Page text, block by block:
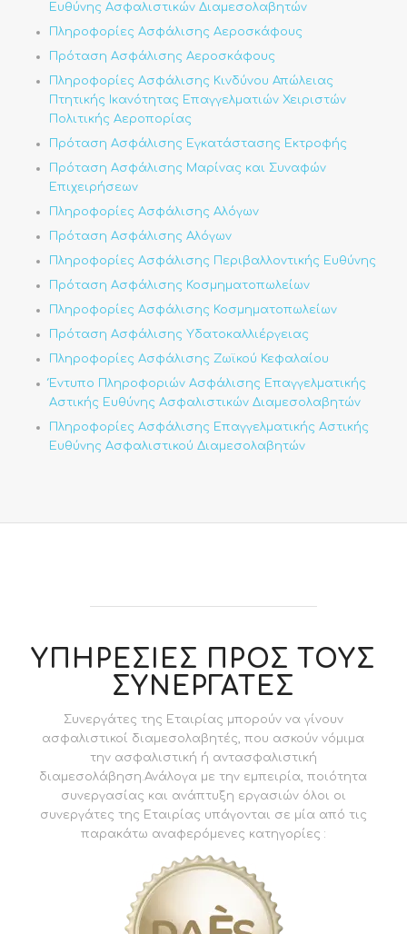
Ευθύνης Ασφαλιστικών Διαμεσολαβητών
Πληροφορίες Ασφάλισης Αεροσκάφους
Πρόταση Ασφάλισης Αεροσκάφους
Πληροφορίες Ασφάλισης Κινδύνου Απώλειας
Πτητικής Ικανότητας Επαγγελματιών Χειριστών
Πολιτικής Αεροπορίας
Πρόταση Ασφάλισης Εγκατάστασης Εκτροφής
Πρόταση Ασφάλισης Μαρίνας και Συναφών
Επιχειρήσεων
Πληροφορίες Ασφάλισης Αλόγων
Πρόταση Ασφάλισης Αλόγων
Πληροφορίες Ασφάλισης Περιβαλλοντικής Ευθύνης
Πρόταση Ασφάλισης Κοσμηματοπωλείων
Πληροφορίες Ασφάλισης Κοσμηματοπωλείων
Πρόταση Ασφάλισης Υδατοκαλλιέργειας
Πληροφορίες Ασφάλισης Ζωϊκού Κεφαλαίου
Έντυπο Πληροφοριών Ασφάλισης Επαγγελματικής
Αστικής Ευθύνης Ασφαλιστικών Διαμεσολαβητών
Πληροφορίες Ασφάλισης Επαγγελματικής Αστικής
Ευθύνης Ασφαλιστικού Διαμεσολαβητών
ΥΠΗΡΕΣΙΕΣ ΠΡΟΣ ΤΟΥΣ
ΣΥΝΕΡΓΑΤΕΣ
Συνεργάτες της Εταιρίας μπορούν να γίνουν
ασφαλιστικοί διαμεσολαβητές, που ασκούν νόμιμα
την ασφαλιστική ή αντασφαλιστική
διαμεσολάβηση.Ανάλογα με την εμπειρία, ποιότητα
συνεργασίας και ανάπτυξη εργασιών όλοι οι
συνεργάτες της Εταιρίας υπάγονται σε μία από τις
παρακάτω αναφερόμενες κατηγορίες :